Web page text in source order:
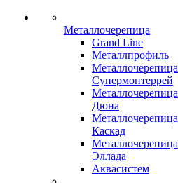
Металлочерепица
Grand Line
Металлпрофиль
Металлочерепица
Супермонтеррей
Металлочерепица
Дюна
Металлочерепица
Каскад
Металлочерепица
Эллада
Аквасистем